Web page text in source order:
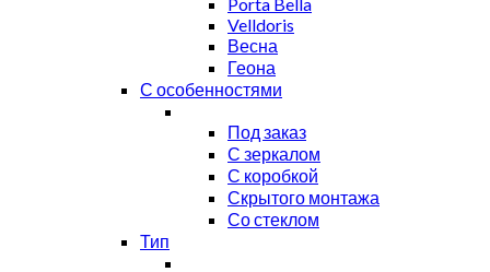
Velldoris
Весна
Геона
С особенностями
Под заказ
С зеркалом
С коробкой
Скрытого монтажа
Со стеклом
Тип